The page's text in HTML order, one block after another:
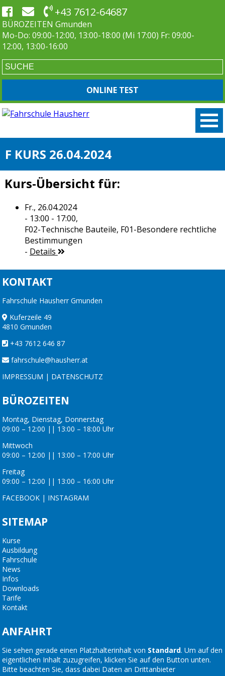
+43 7612-64687
BÜROZEITEN Gmunden
Mo-Do: 09:00-12:00, 13:00-18:00 (Mi 17:00) Fr: 09:00-
12:00, 13:00-16:00
ONLINE TEST
F KURS 26.04.2024
Kurs-Übersicht für:
Fr., 26.04.2024
- 13:00 - 17:00,
F02-Technische Bauteile, F01-Besondere rechtliche
Bestimmungen
- Details
KONTAKT
Fahrschule Hausherr Gmunden
Kuferzeile 49
4810 Gmunden
+43 7612 646 87
fahrschule@hausherr.at
IMPRESSUM | DATENSCHUTZ
BÜROZEITEN
Montag, Dienstag, Donnerstag
09:00 – 12:00 || 13:00 – 18:00 Uhr
Mittwoch
09:00 – 12:00 || 13:00 – 17:00 Uhr
Freitag
09:00 – 12:00 || 13:00 – 16:00 Uhr
FACEBOOK | INSTAGRAM
SITEMAP
Kurse
Ausbildung
Fahrschule
News
Infos
Downloads
Tarife
Kontakt
ANFAHRT
Sie sehen gerade einen Platzhalterinhalt von Standard. Um auf den
eigentlichen Inhalt zuzugreifen, klicken Sie auf den Button unten.
Bitte beachten Sie, dass dabei Daten an Drittanbieter